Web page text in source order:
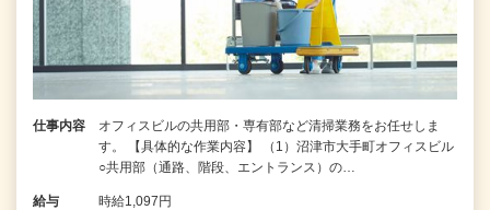
仕事内容
オフィスビルの共用部・専有部など清掃業務をお任せしま
す。 【具体的な作業内容】 （1）沼津市大手町オフィスビル
○共用部（通路、階段、エントランス）の…
給与 時給1,097円